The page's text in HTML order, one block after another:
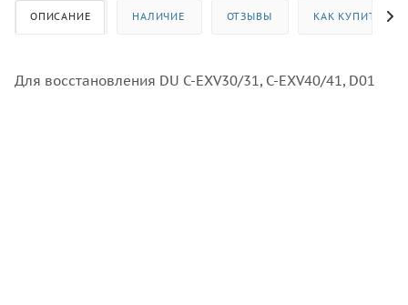
ОПИСАНИЕ НАЛИЧИЕ ОТЗЫВЫ КАК КУПИТЬ
Для восстановления DU C-EXV30/31, C-EXV40/41, D01